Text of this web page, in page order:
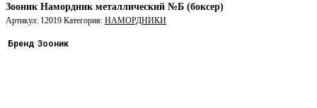
Зооник Намордник металлический №Б (боксер)
Артикул: 12019 Категория: НАМОРДНИКИ
Бренд Зооник